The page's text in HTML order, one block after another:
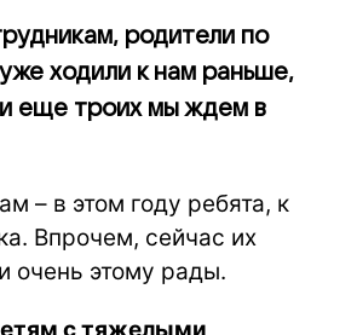
родители по
ходили к нам раньше,
еще троих мы ждем в
– в этом году ребята, к
Впрочем, сейчас их
очень этому рады.